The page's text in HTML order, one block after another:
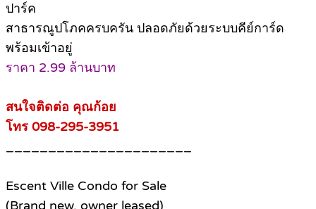
ปาร์ค
สาธารณูปโภคครบครัน ปลอดภัยด้วยระบบคีย์การ์ด
พร้อมเข้าอยู่
ราคา 2.99 ล้านบาท
สนใจติดต่อ คุณก้อย
โทร 098-295-3951
Escent Ville Condo for Sale
(Brand new, owner leased)